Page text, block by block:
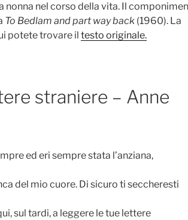
nonna nel corso della vita. Il
To Bedlam and part way back (1960). La
potete trovare il testo originale.
straniere – Anne
ed eri sempre stata l’anziana,
del mio cuore. Di sicuro ti seccheresti
sul tardi, a leggere le tue lettere